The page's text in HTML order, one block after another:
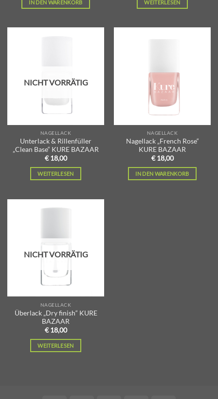
IN DEN WARENKORB WEITERLESEN
NICHT VORRÄTIG
NAGELLACK
Unterlack & Rillenfüller
„Clean Base“ KURE BAZAAR
€ 18,00
WEITERLESEN
NAGELLACK
Nagellack „French Rose“
KURE BAZAAR
€ 18,00
IN DEN WARENKORB
NICHT VORRÄTIG
NAGELLACK
Überlack „Dry finish“ KURE
BAZAAR
€ 18,00
WEITERLESEN